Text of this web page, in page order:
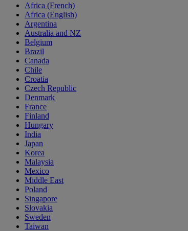
Africa (French)
Africa (English)
Argentina
Australia and NZ
Belgium
Brazil
Canada
Chile
Croatia
Czech Republic
Denmark
France
Finland
Hungary
India
Japan
Korea
Malaysia
Mexico
Middle East
Poland
Singapore
Slovakia
Sweden
Taiwan